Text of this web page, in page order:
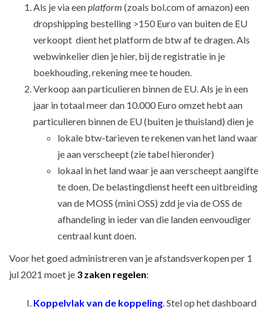
Als je via eenplatform (zoals bol.com of amazon) een
dropshipping bestelling >150 Euro van buiten de EU
verkoopt dient het platform de btw af te dragen. Als
webwinkelier dien je hier, bij de registratie in je
boekhouding, rekening mee te houden.
Verkoop aan particulieren binnen de EU. Als je in een
jaar in totaal meer dan 10.000 Euro omzet hebt aan
particulieren binnen de EU (buiten je thuisland) dien je
lokale btw-tarieven te rekenen van het land waar
je aan verscheept (zie tabel hieronder)
lokaal in het land waar je aan verscheept aangifte
te doen. De belastingdienst heeft een uitbreiding
van de MOSS (mini OSS) zdd je via de OSS de
afhandeling in ieder van die landen eenvoudiger
centraal kunt doen.
Voor het goed administreren van je afstandsverkopen per 1
jul 2021 moet je 3 zaken regelen:
Koppelvlak van de koppeling. Stel op het dashboard